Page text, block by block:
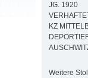
JG. 1920
KZ
Weitere